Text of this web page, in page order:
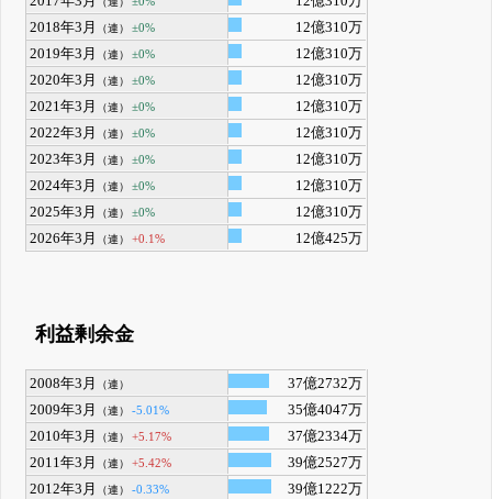
2018年3月
（連） ±0%
12億310万
2019年3月
（連） ±0%
12億310万
2020年3月
（連） ±0%
12億310万
2021年3月
（連） ±0%
12億310万
2022年3月
（連） ±0%
12億310万
2023年3月
（連） ±0%
12億310万
2024年3月
（連） ±0%
12億310万
2025年3月
（連） ±0%
12億310万
2026年3月
（連） +0.1% 12億425万
利益剰余金
2008年3月 （連）
37億2732万
2009年3月
（連） -5.01%
35億4047万
2010年3月
（連） +5.17%
37億2334万
2011年3月
（連） +5.42%
39億2527万
2012年3月
（連） -0.33%
39億1222万